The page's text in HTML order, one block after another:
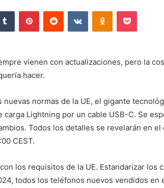
e
vienen con actualizaciones, pero la
hacer.
nuevas normas de la UE, el gigante
carga Lightning por un cable USB-C. Se
Todos los detalles se revelarán en
CEST.
los requisitos de la UE. Estandarizar los
todos los teléfonos nuevos vendidos en